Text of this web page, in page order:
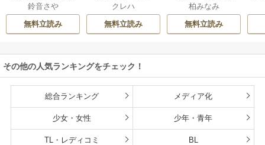
た
鈴音さや
無料立読み
クレハ
無料立読み
私を捨てる
柏みなみ
無料立読み
その他の人気ランキングをチェック！
総合ランキング メディア化
少女・女性 少年・青年
TL・レディコミ BL